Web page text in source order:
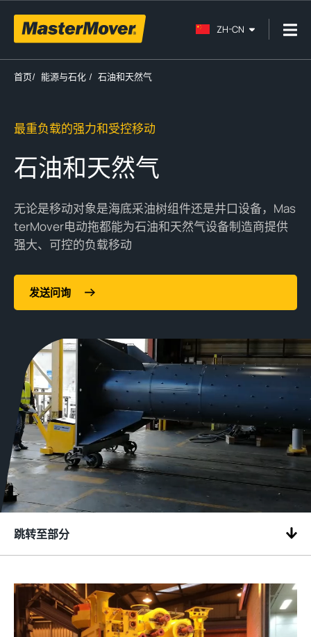
ZH-CN
首页/ 能源与石化 / 石油和天然气
石油和天然气
最重负载的强力和受控移动
无论是移动对象是海底采油树组件还是井口设备，Mas
terMover电动拖都能为石油和天然气设备制造商提供
强大、可控的负载移动
发送问询
跳转至部分